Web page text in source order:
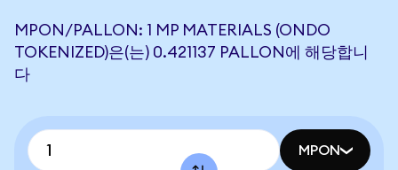
MPON/PALLON: 1 MP MATERIALS (ONDO
TOKENIZED)은(는) 0.421137 PALLON에 해당합니
다
MPON